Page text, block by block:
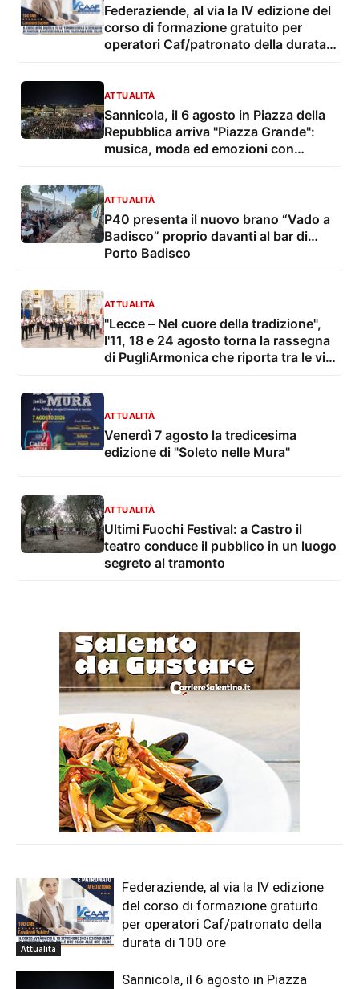
Federaziende, al via la IV edizione del
corso di formazione gratuito per
operatori Caf/patronato della durata
ATTUALITÀ
Sannicola, il 6 agosto in Piazza della
Repubblica arriva "Piazza Grande":
musica, moda ed emozioni con
ATTUALITÀ
P40 presenta il nuovo brano “Vado a
Badisco” proprio davanti al bar di…
Porto Badisco
ATTUALITÀ
"Lecce – Nel cuore della tradizione",
l'11, 18 e 24 agosto torna la rassegna
di PugliArmonica che riporta tra le vie
ATTUALITÀ
Venerdì 7 agosto la tredicesima
edizione di "Soleto nelle Mura"
ATTUALITÀ
Ultimi Fuochi Festival: a Castro il
teatro conduce il pubblico in un luogo
segreto al tramonto
Attualità
Federaziende, al via la IV edizione
del corso di formazione gratuito
per operatori Caf/patronato della
durata di 100 ore
Sannicola, il 6 agosto in Piazza